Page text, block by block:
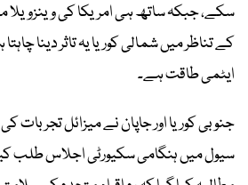
سکے، جبکہ ساتھ ہی امریکا کی وینزویلا
کے تناظر میں شمالی کوریا یہ تاثر دینا
ایٹمی طاقت ہے۔
جنوبی کوریا اور جاپان نے میزائل
سیول میں ہنگامی سکیورٹی اجلاس طلب